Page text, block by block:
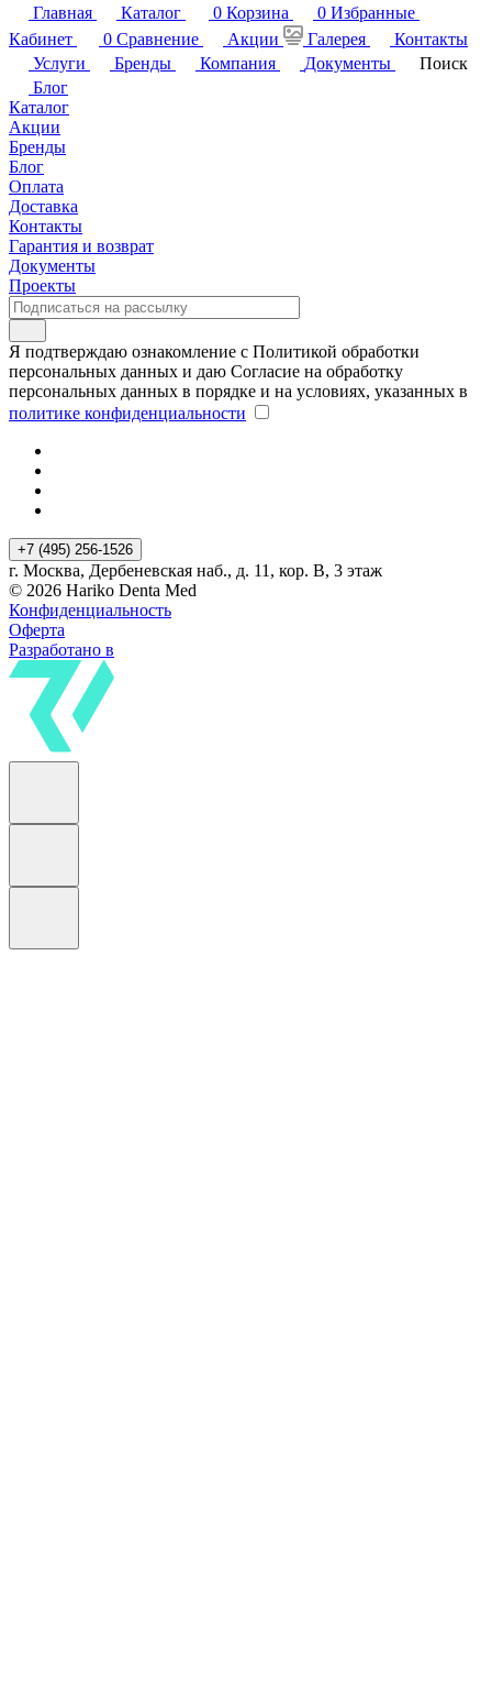
Главная
Каталог 0 Корзина 0 Избранные
Кабинет
0 Сравнение Акции Галерея
Контакты
Услуги
Бренды Компания Документы
Поиск
Блог
Каталог
Акции
Бренды
Блог
Оплата
Доставка
Контакты
Гарантия и возврат
Документы
Проекты
Я подтверждаю ознакомление с Политикой обработки
персональных данных и даю Согласие на обработку
персональных данных в порядке и на условиях, указанных в
политике конфиденциальности
+7 (495) 256-1526
г. Москва, Дербеневская наб., д. 11, кор. В, 3 этаж
© 2026 Hariko Denta Med
Конфиденциальность
Оферта
Разработано в